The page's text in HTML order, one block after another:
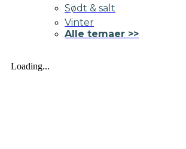
Sødt & salt
Vinter
Alle temaer >>
Loading...